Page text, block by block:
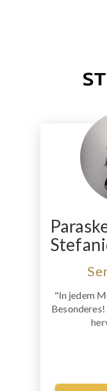
"In jedem
Besonderes!